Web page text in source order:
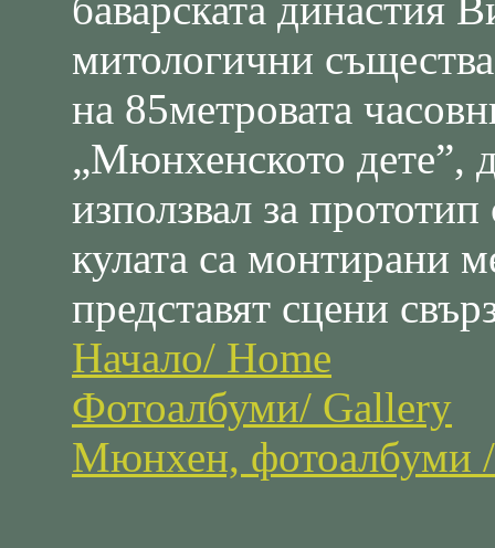
митологични
на 85метровата
„Мюнхенското дете”,
използвал за
кулата са монтирани
представят сцени
Начало/ Home
Фотоалбуми/ Gallery
Мюнхен, фотоалбуми